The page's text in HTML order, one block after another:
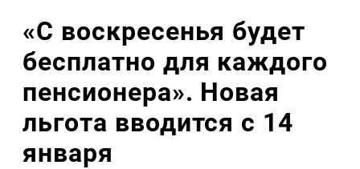
«С воскресенья будет
бесплатно для каждого
пенсионера». Новая
льгота вводится с 14
января